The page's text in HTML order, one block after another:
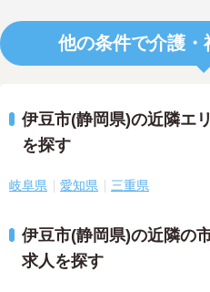
他の条件で介護
伊豆市(静岡県)の近隣エ
を探す
岐阜県 愛知県 三重県
伊豆市(静岡県)の近隣の
求人を探す